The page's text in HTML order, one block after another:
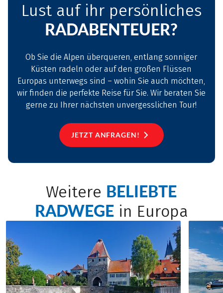
Lust auf ihr persönliches
RADABENTEUER?
Ob Sie die Alpen überqueren, entlang sonniger
Küsten radeln oder auf den großen Flüssen
Europas unterwegs sind – wohin Sie auch möchten,
wir finden die perfekte Reise für Sie. Wir beraten Sie
gerne zu Ihrer nächsten unvergesslichen Tour!
JETZT ANFRAGEN!
Weitere BELIEBTE
RADWEGEin Europa